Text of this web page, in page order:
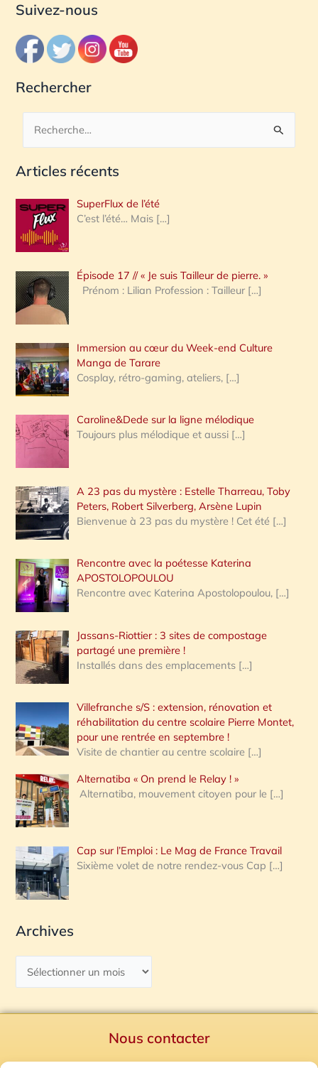
Suivez-nous
Rechercher
c
e
r
c
h
e
:
Articles récents
SuperFlux de l’été
C’est l’été… Mais […]
Épisode 17 // « Je suis Tailleur de pierre. »
Prénom : Lilian Profession : Tailleur […]
Immersion au cœur du Week-end Culture
Manga de Tarare
Cosplay, rétro-gaming, ateliers, […]
Caroline&Dede sur la ligne mélodique
Toujours plus mélodique et aussi […]
A 23 pas du mystère : Estelle Tharreau, Toby
Peters, Robert Silverberg, Arsène Lupin
Bienvenue à 23 pas du mystère ! Cet été […]
Rencontre avec la poétesse Katerina
APOSTOLOPOULOU
Rencontre avec Katerina Apostolopoulou, […]
Jassans-Riottier : 3 sites de compostage
partagé une première !
Installés dans des emplacements […]
Villefranche s/S : extension, rénovation et
réhabilitation du centre scolaire Pierre Montet,
pour une rentrée en septembre !
Visite de chantier au centre scolaire […]
Alternatiba « On prend le Relay ! »
Alternatiba, mouvement citoyen pour le […]
Cap sur l’Emploi : Le Mag de France Travail
Sixième volet de notre rendez-vous Cap […]
Archives
Nous contacter